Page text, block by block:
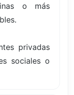
o más
privadas
sociales o